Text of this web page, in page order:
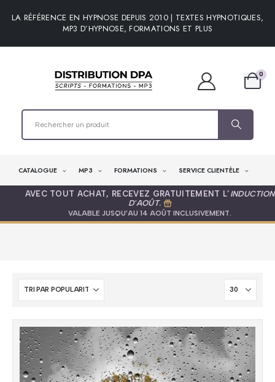
LA RÉFÉRENCE EN HYPNOSE DEPUIS 2010 | TEXTES HYPNOTIQUES,
MP3 D’HYPNOSE, FORMATIONS ET PLUS
0
CATALOGUE MP3 FORMATIONS SERVICE CLIENTÈLE
AVEC TOUT ACHAT, RECEVEZ GRATUITEMENT L’ INDUCTION
D'AOÛT.
VALABLE JUSQU’AU 14 AOÛT INCLUSIVEMENT.